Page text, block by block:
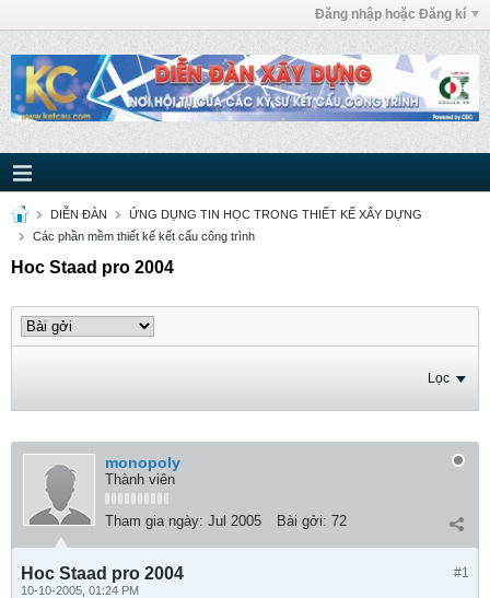
Đăng nhập hoặc Đăng kí
DIỄN ĐÀN
ỨNG DỤNG TIN HỌC TRONG THIẾT KẾ XÂY DỰNG
Các phần mềm thiết kế kết cấu công trình
Hoc Staad pro 2004
Lọc
monopoly
Thành viên
Tham gia ngày: Jul 2005 Bài gởi: 72
#1
Hoc Staad pro 2004
10-10-2005, 01:24 PM